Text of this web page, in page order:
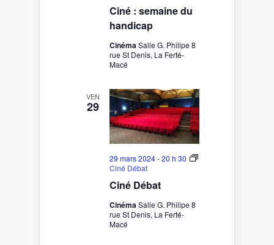
Ciné : semaine du
handicap
CinémaSalle G. Philipe 8
rue St Denis, La Ferté-
Macé
VEN
29
Ciné Débat
29 mars 2024 - 20 h 30
Ciné Débat
CinémaSalle G. Philipe 8
rue St Denis, La Ferté-
Macé